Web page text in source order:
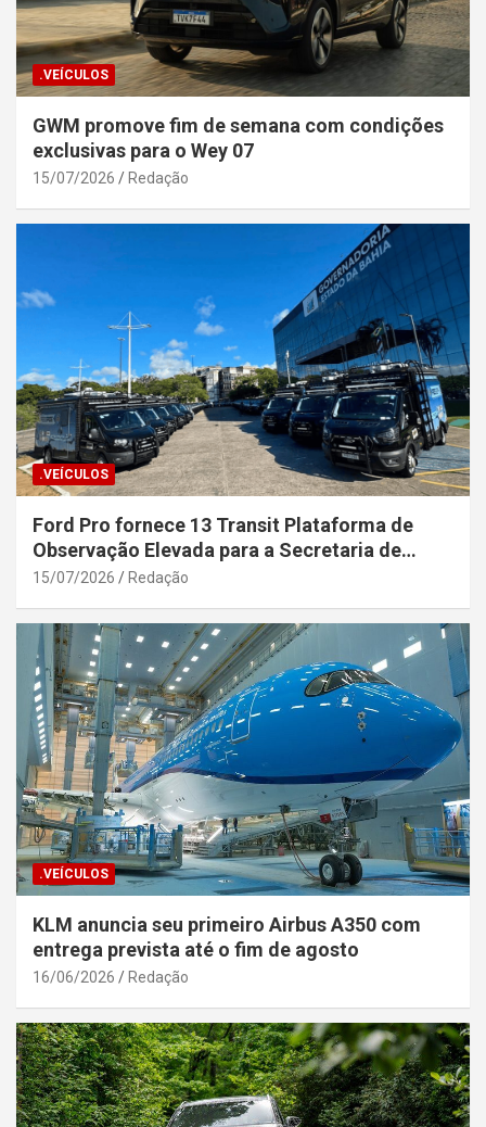
.VEÍCULOS
GWM promove fim de semana com condições
exclusivas para o Wey 07
15/07/2026 Redação
.VEÍCULOS
Ford Pro fornece 13 Transit Plataforma de
Observação Elevada para a Secretaria de
Segurança Pública da Bahia
15/07/2026 Redação
.VEÍCULOS
KLM anuncia seu primeiro Airbus A350 com
entrega prevista até o fim de agosto
16/06/2026 Redação